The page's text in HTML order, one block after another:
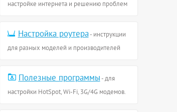
настройке интернета и решению проблем
Настройка роутера- инструкции
для разных моделей и производителей
Полезные программы- для
настройки HotSpot, Wi-Fi, 3G/4G модемов.